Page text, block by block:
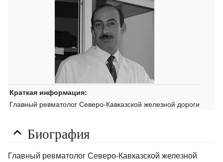
Краткая информация:
Главный ревматолог Северо-Кавказской железной дороги
Биография
Главный ревматолог Северо-Кавказской железной